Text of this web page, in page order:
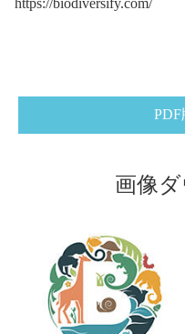
https://biodiversify.com/
画像